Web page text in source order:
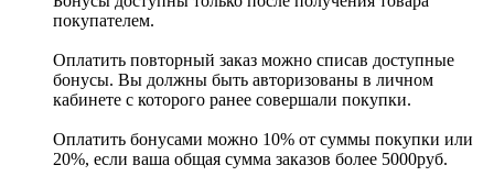
покупателем.
Оплатить повторный заказ можно списав доступные
бонусы. Вы должны быть авторизованы в личном
кабинете с которого ранее совершали покупки.
Оплатить бонусами можно 10% от суммы покупки или
20%, если ваша общая сумма заказов более 5000руб.